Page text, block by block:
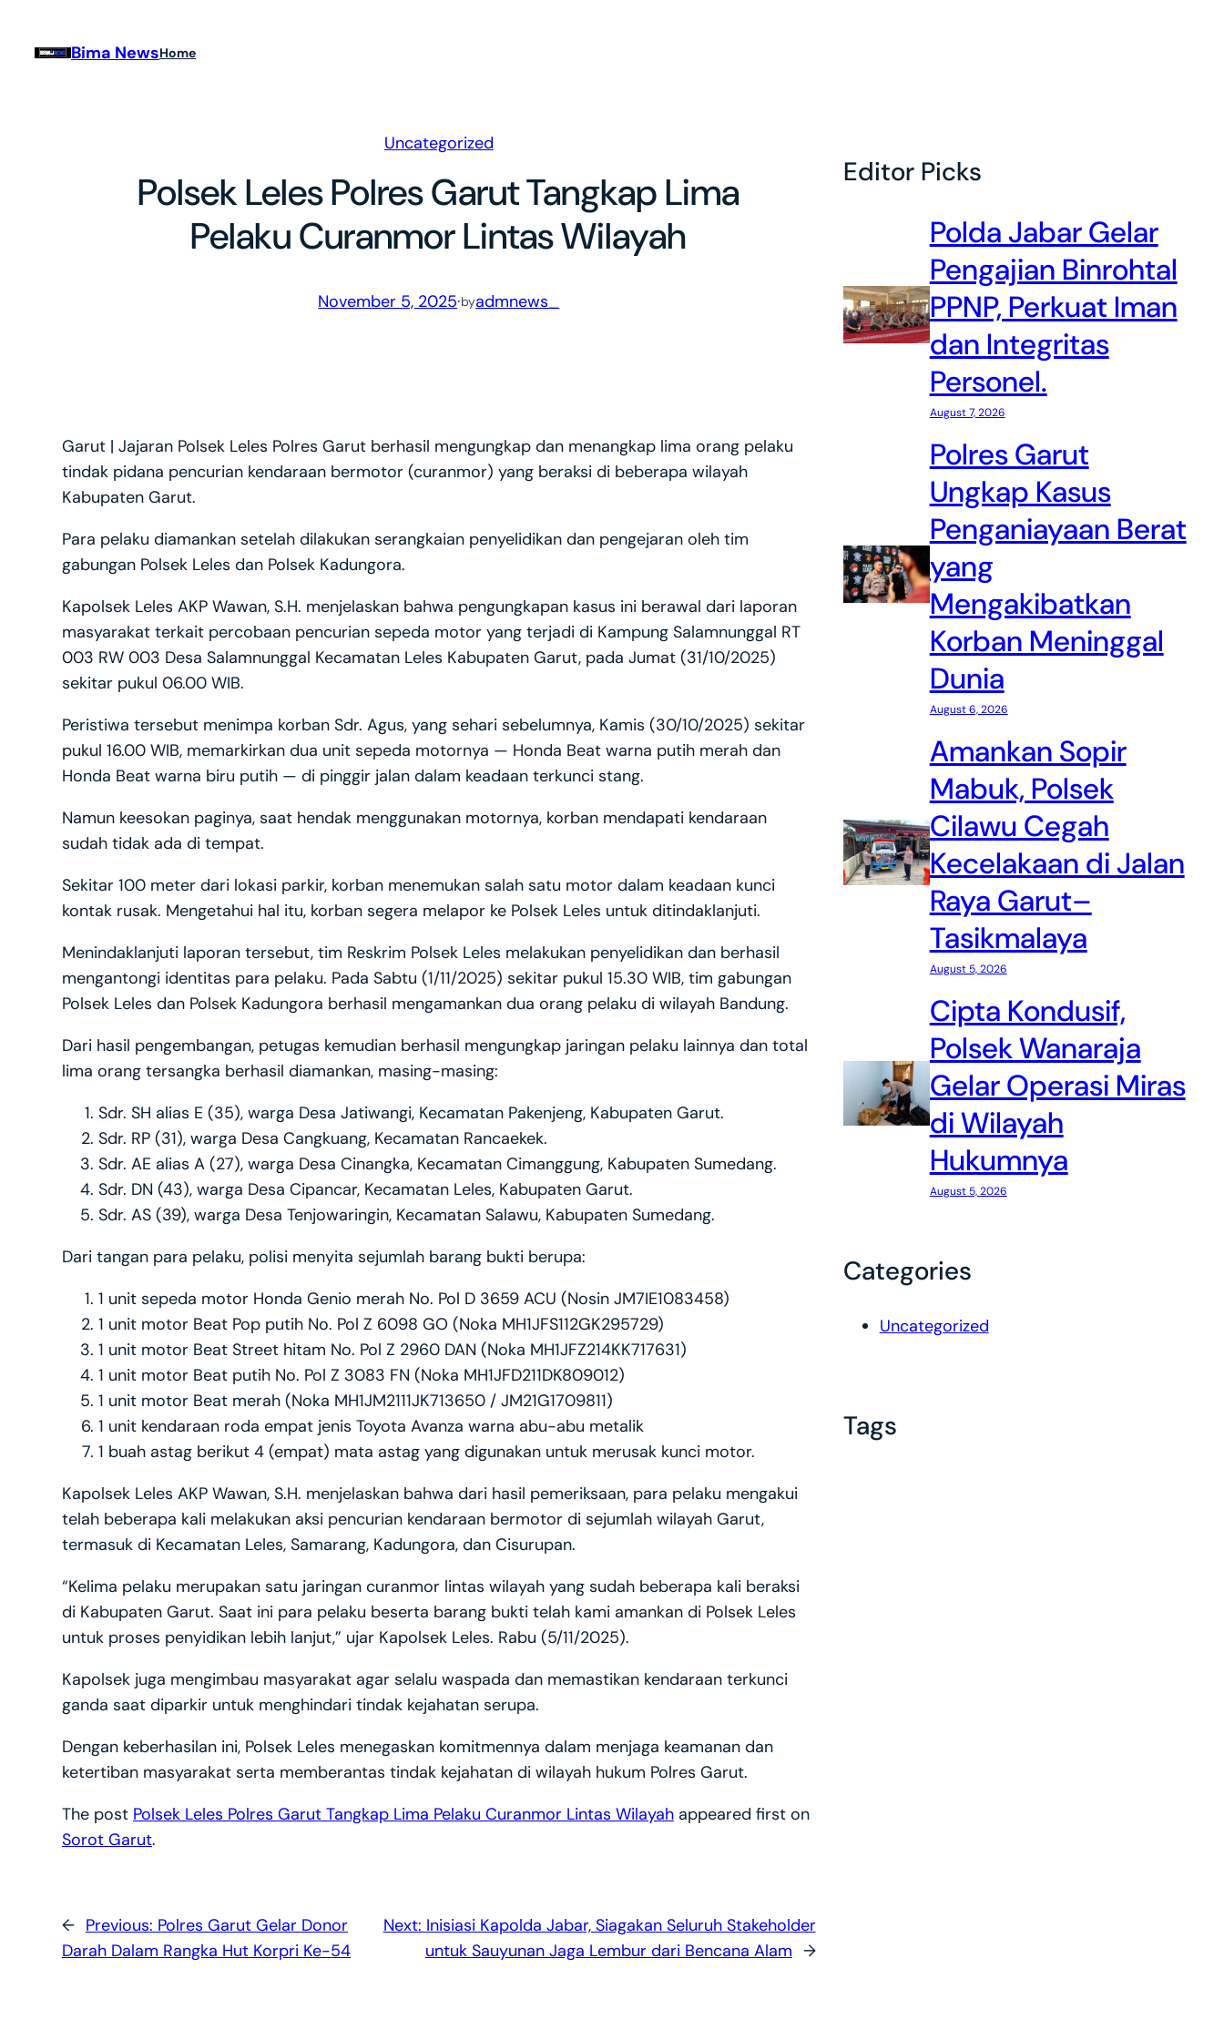
Bima NewsHome
Uncategorized
Polsek Leles Polres Garut Tangkap Lima
Pelaku Curanmor Lintas Wilayah
November 5, 2025·byadmnews_
Garut | Jajaran Polsek Leles Polres Garut berhasil mengungkap dan menangkap lima orang pelaku
tindak pidana pencurian kendaraan bermotor (curanmor) yang beraksi di beberapa wilayah
Kabupaten Garut.
Para pelaku diamankan setelah dilakukan serangkaian penyelidikan dan pengejaran oleh tim
gabungan Polsek Leles dan Polsek Kadungora.
Kapolsek Leles AKP Wawan, S.H. menjelaskan bahwa pengungkapan kasus ini berawal dari laporan
masyarakat terkait percobaan pencurian sepeda motor yang terjadi di Kampung Salamnunggal RT
003 RW 003 Desa Salamnunggal Kecamatan Leles Kabupaten Garut, pada Jumat (31/10/2025)
sekitar pukul 06.00 WIB.
Peristiwa tersebut menimpa korban Sdr. Agus, yang sehari sebelumnya, Kamis (30/10/2025) sekitar
pukul 16.00 WIB, memarkirkan dua unit sepeda motornya — Honda Beat warna putih merah dan
Honda Beat warna biru putih — di pinggir jalan dalam keadaan terkunci stang.
Namun keesokan paginya, saat hendak menggunakan motornya, korban mendapati kendaraan
sudah tidak ada di tempat.
Sekitar 100 meter dari lokasi parkir, korban menemukan salah satu motor dalam keadaan kunci
kontak rusak. Mengetahui hal itu, korban segera melapor ke Polsek Leles untuk ditindaklanjuti.
Menindaklanjuti laporan tersebut, tim Reskrim Polsek Leles melakukan penyelidikan dan berhasil
mengantongi identitas para pelaku. Pada Sabtu (1/11/2025) sekitar pukul 15.30 WIB, tim gabungan
Polsek Leles dan Polsek Kadungora berhasil mengamankan dua orang pelaku di wilayah Bandung.
Dari hasil pengembangan, petugas kemudian berhasil mengungkap jaringan pelaku lainnya dan total
lima orang tersangka berhasil diamankan, masing-masing:
Sdr. SH alias E (35), warga Desa Jatiwangi, Kecamatan Pakenjeng, Kabupaten Garut.
Sdr. RP (31), warga Desa Cangkuang, Kecamatan Rancaekek.
Sdr. AE alias A (27), warga Desa Cinangka, Kecamatan Cimanggung, Kabupaten Sumedang.
Sdr. DN (43), warga Desa Cipancar, Kecamatan Leles, Kabupaten Garut.
Sdr. AS (39), warga Desa Tenjowaringin, Kecamatan Salawu, Kabupaten Sumedang.
Dari tangan para pelaku, polisi menyita sejumlah barang bukti berupa:
1 unit sepeda motor Honda Genio merah No. Pol D 3659 ACU (Nosin JM7IE1083458)
1 unit motor Beat Pop putih No. Pol Z 6098 GO (Noka MH1JFS112GK295729)
1 unit motor Beat Street hitam No. Pol Z 2960 DAN (Noka MH1JFZ214KK717631)
1 unit motor Beat putih No. Pol Z 3083 FN (Noka MH1JFD211DK809012)
1 unit motor Beat merah (Noka MH1JM2111JK713650 / JM21G1709811)
1 unit kendaraan roda empat jenis Toyota Avanza warna abu-abu metalik
1 buah astag berikut 4 (empat) mata astag yang digunakan untuk merusak kunci motor.
Kapolsek Leles AKP Wawan, S.H. menjelaskan bahwa dari hasil pemeriksaan, para pelaku mengakui
telah beberapa kali melakukan aksi pencurian kendaraan bermotor di sejumlah wilayah Garut,
termasuk di Kecamatan Leles, Samarang, Kadungora, dan Cisurupan.
“Kelima pelaku merupakan satu jaringan curanmor lintas wilayah yang sudah beberapa kali beraksi
di Kabupaten Garut. Saat ini para pelaku beserta barang bukti telah kami amankan di Polsek Leles
untuk proses penyidikan lebih lanjut,” ujar Kapolsek Leles. Rabu (5/11/2025).
Kapolsek juga mengimbau masyarakat agar selalu waspada dan memastikan kendaraan terkunci
ganda saat diparkir untuk menghindari tindak kejahatan serupa.
Dengan keberhasilan ini, Polsek Leles menegaskan komitmennya dalam menjaga keamanan dan
ketertiban masyarakat serta memberantas tindak kejahatan di wilayah hukum Polres Garut.
The post Polsek Leles Polres Garut Tangkap Lima Pelaku Curanmor Lintas Wilayahappeared first on
Sorot Garut.
← Previous: Polres Garut Gelar Donor
Darah Dalam Rangka Hut Korpri Ke-54
Next: Inisiasi Kapolda Jabar, Siagakan Seluruh Stakeholder
untuk Sauyunan Jaga Lembur dari Bencana Alam →
Editor Picks
Polda Jabar Gelar
Pengajian Binrohtal
PPNP, Perkuat Iman
dan Integritas
Personel.
August 7, 2026
Polres Garut
Ungkap Kasus
Penganiayaan Berat
yang
Mengakibatkan
Korban Meninggal
Dunia
August 6, 2026
Amankan Sopir
Mabuk, Polsek
Cilawu Cegah
Kecelakaan di Jalan
Raya Garut–
Tasikmalaya
August 5, 2026
Cipta Kondusif,
Polsek Wanaraja
Gelar Operasi Miras
di Wilayah
Hukumnya
August 5, 2026
Categories
Uncategorized
Tags